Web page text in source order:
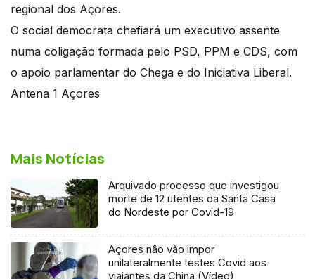
regional dos Açores.
O social democrata chefiará um executivo assente
numa coligação formada pelo PSD, PPM e CDS, com
o apoio parlamentar do Chega e do Iniciativa Liberal.
Antena 1 Açores
Mais Notícias
Arquivado processo que investigou
morte de 12 utentes da Santa Casa
do Nordeste por Covid-19
Açores não vão impor
unilateralmente testes Covid aos
viajantes da China (Vídeo)